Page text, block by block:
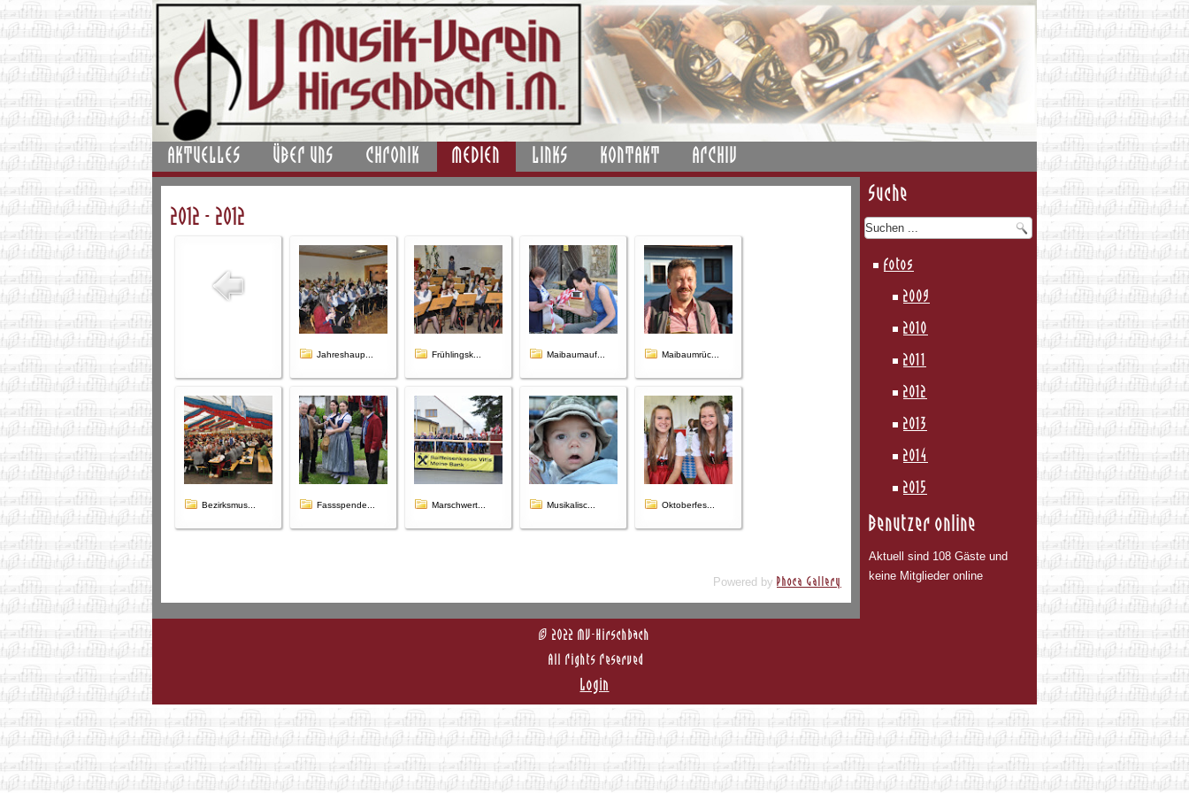
AKTUELLES ÜBER UNS CHRONIK MEDIEN LINKS KONTAKT ARCHIV
2012 - 2012
Jahreshaup... Frühlingsk... Maibaumauf... Maibaumrüc...
Bezirksmus... Fassspende... Marschwert... Musikalisc... Oktoberfes...
Powered by Phoca Gallery
Suche
Fotos
2009
2010
2011
2012
2013
2014
2015
Benutzer online
Aktuell sind 108 Gäste und
keine Mitglieder online
© 2022 MV-Hirschbach
All Rights Reserved
Login